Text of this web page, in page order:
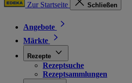
Zur Startseite Schließen
Angebote
Märkte
Rezepte
Rezeptsuche
Rezeptsammlungen